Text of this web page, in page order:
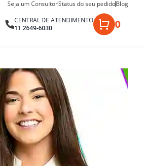
Seja um ConsultorStatus do seu pedidoBlog
CENTRAL DE ATENDIMENTO
11 2649-6030
0